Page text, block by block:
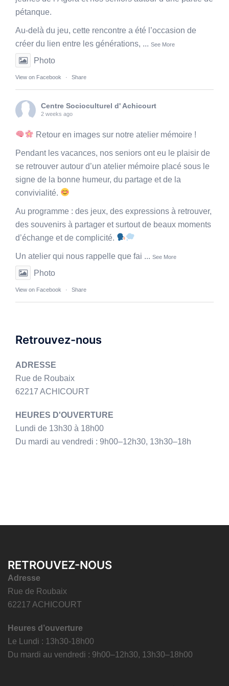
pétanque.
Au-delà du jeu, cette rencontre a été l’occasion de
créer du lien entre les générations, ... See More
Photo
View on Facebook · Share
Centre Socioculturel d' Achicourt
2 weeks ago
Retour en images sur notre atelier mémoire !
Pendant les vacances, nos seniors ont eu le plaisir de
se retrouver autour d’un atelier mémoire placé sous le
signe de la bonne humeur, du partage et de la
convivialité.
Au programme : des jeux, des expressions à retrouver,
des souvenirs à partager et surtout de beaux moments
d’échange et de complicité.
Un atelier qui nous rappelle que fai ... See More
Photo
View on Facebook · Share
Retrouvez-nous
ADRESSE
Rue de Roubaix
62217 ACHICOURT
HEURES D'OUVERTURE
Lundi de 13h30 à 18h00
Du mardi au vendredi : 9h00–12h30, 13h30–18h
RETROUVEZ-NOUS
Adresse
Rue de Roubaix
62217 ACHICOURT
Heures d’ouverture
Le Lundi : 13h30-18h00
Du mardi au vendredi : 9h00–12h30, 13h30–18h00